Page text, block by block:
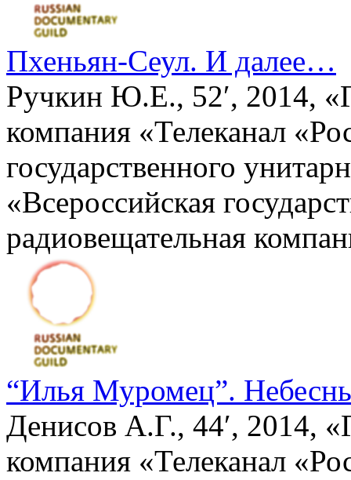
Пхеньян-Сеул. И далее…
Ручкин Ю.Е., 52′, 2014,
компания «Телеканал
государственного
«Всероссийская
радиовещательная
“Илья Муромец”.
Денисов А.Г., 44′, 2014,
компания «Телеканал